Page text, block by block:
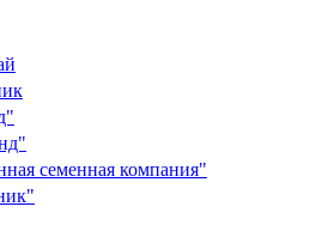
семенная компания"